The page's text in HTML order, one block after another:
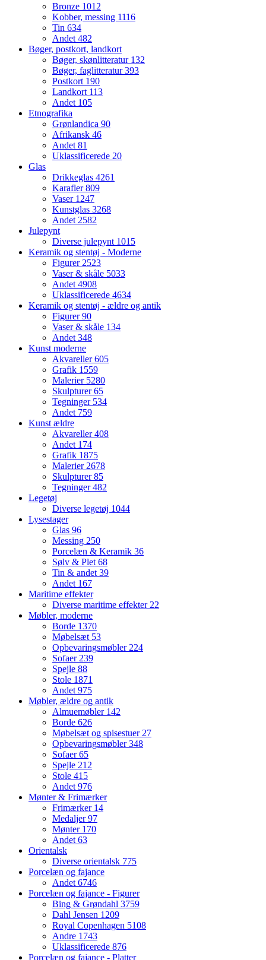
Bronze 1012
Kobber, messing 1116
Tin 634
Andet482
Bøger, postkort, landkort
Bøger, skønlitteratur 132
Bøger, faglitteratur393
Postkort 190
Landkort 113
Andet 105
Etnografika
Grønlandica 90
Afrikansk 46
Andet81
Uklassificerede 20
Glas
Drikkeglas 4261
Karafler809
Vaser 1247
Kunstglas 3268
Andet2582
Julepynt
Diverse julepynt 1015
Keramik og stentøj - Moderne
Figurer2523
Vaser & skåle 5033
Andet4908
Uklassificerede 4634
Keramik og stentøj - ældre og antik
Figurer90
Vaser & skåle 134
Andet348
Kunst moderne
Akvareller605
Grafik 1559
Malerier 5280
Skulpturer65
Tegninger 534
Andet 759
Kunst ældre
Akvareller408
Andet 174
Grafik 1875
Malerier2678
Skulpturer85
Tegninger482
Legetøj
Diverse legetøj 1044
Lysestager
Glas 96
Messing 250
Porcelæn & Keramik 36
Sølv & Plet68
Tin & andet39
Andet 167
Maritime effekter
Diverse maritime effekter22
Møbler, moderne
Borde 1370
Møbelsæt 53
Opbevaringsmøbler224
Sofaer239
Spejle 88
Stole 1871
Andet975
Møbler, ældre og antik
Almuemøbler 142
Borde 626
Møbelsæt og spisestuer27
Opbevaringsmøbler348
Sofaer65
Spejle 212
Stole 415
Andet976
Mønter & Frimærker
Frimærker 14
Medaljer97
Mønter 170
Andet63
Orientalsk
Diverse orientalsk 775
Porcelæn og fajance
Andet6746
Porcelæn og fajance - Figurer
Bing & Grøndahl 3759
Dahl Jensen 1209
Royal Copenhagen 5108
Andre 1743
Uklassificerede 876
Porcelæn og fajance - Platter